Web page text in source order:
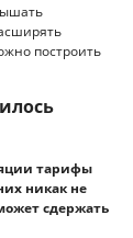
построить
тарифы
никак не
сдержать